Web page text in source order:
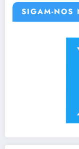
SIGAM-NOS